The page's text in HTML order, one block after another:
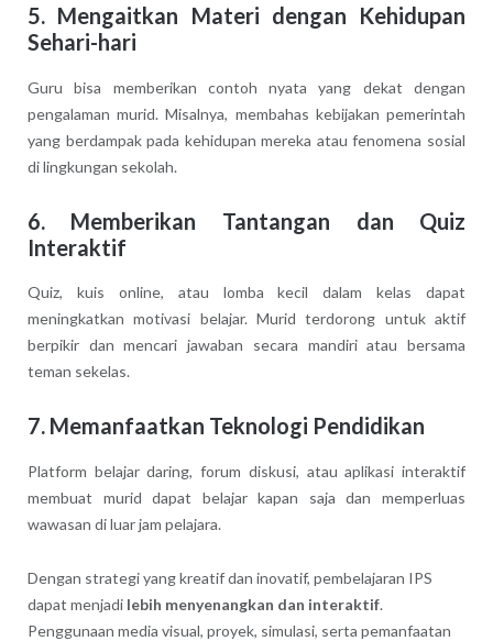
5. Mengaitkan Materi dengan Kehidupan
Sehari-hari
Guru bisa memberikan contoh nyata yang dekat dengan
pengalaman murid. Misalnya, membahas kebijakan pemerintah
yang berdampak pada kehidupan mereka atau fenomena sosial
di lingkungan sekolah.
6. Memberikan Tantangan dan Quiz
Interaktif
Quiz, kuis online, atau lomba kecil dalam kelas dapat
meningkatkan motivasi belajar. Murid terdorong untuk aktif
berpikir dan mencari jawaban secara mandiri atau bersama
teman sekelas.
7. Memanfaatkan Teknologi Pendidikan
Platform belajar daring, forum diskusi, atau aplikasi interaktif
membuat murid dapat belajar kapan saja dan memperluas
wawasan di luar jam pelajara.
Dengan strategi yang kreatif dan inovatif, pembelajaran IPS
dapat menjadi lebih menyenangkan dan interaktif.
Penggunaan media visual, proyek, simulasi, serta pemanfaatan